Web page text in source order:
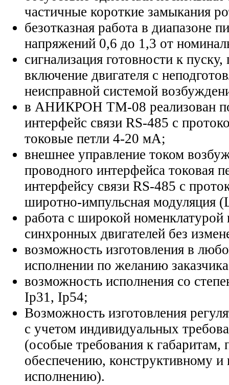
частичные короткие замыкания
безотказная работа в диапазоне
напряжений 0,6 до 1,3 от
сигнализация готовности к
включение двигателя с
неисправной системой
в АНИКРОН ТМ-08 реализован
интерфейс связи RS-485 с
токовые петли 4-20 мА;
внешнее управление током
проводного интерфейса токовая
интерфейсу связи RS-485 с
широтно-импульсная
работа с широкой
синхронных двигателей без
возможность изготовления в
исполнении по желанию
возможность исполнения со
Ip31, Ip54;
Возможность изготовления
с учетом индивидуальных
(особые требования к
обеспечению, конструктивному и
исполнению).